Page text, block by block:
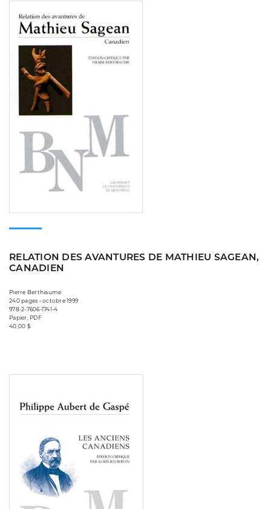
RELATION DES AVANTURES DE MATHIEU SAGEAN,
CANADIEN
Pierre Berthiaume
240 pages • octobre 1999
978-2-7606-1741-4
Papier, PDF
40,00 $